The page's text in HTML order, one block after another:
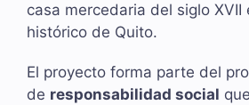
casa mercedaria del siglo XVII
histórico de Quito.
El proyecto forma parte del
de responsabilidad social